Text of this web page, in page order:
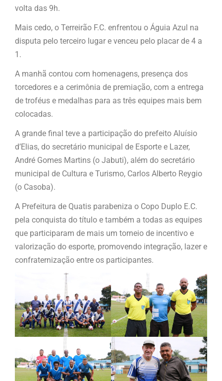
volta das 9h.
Mais cedo, o Terreirão F.C. enfrentou o Águia Azul na
disputa pelo terceiro lugar e venceu pelo placar de 4 a
1.
A manhã contou com homenagens, presença dos
torcedores e a cerimônia de premiação, com a entrega
de troféus e medalhas para as três equipes mais bem
colocadas.
A grande final teve a participação do prefeito Aluísio
d’Elias, do secretário municipal de Esporte e Lazer,
André Gomes Martins (o Jabuti), além do secretário
municipal de Cultura e Turismo, Carlos Alberto Reygio
(o Casoba).
A Prefeitura de Quatis parabeniza o Copo Duplo E.C.
pela conquista do título e também a todas as equipes
que participaram de mais um torneio de incentivo e
valorização do esporte, promovendo integração, lazer e
confraternização entre os participantes.